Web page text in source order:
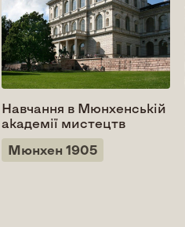
Навчання в Мюнхенській
академії мистецтв
Мюнхен 1905